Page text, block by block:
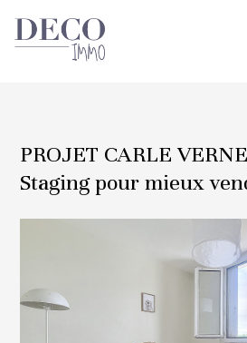
Passer
au
contenu
PROJET CARLE
Staging pour mieux